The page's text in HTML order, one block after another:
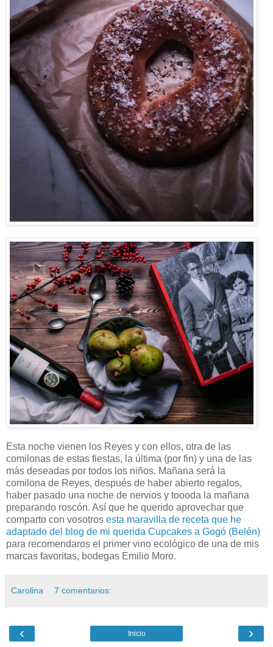
Esta noche vienen los Reyes y con ellos, otra de las
comilonas de estas fiestas, la última (por fin) y una de las
más deseadas por todos los niños. Mañana será la
comilona de Reyes, después de haber abierto regalos,
haber pasado una noche de nervios y toooda la mañana
preparando roscón. Así que he querido aprovechar que
comparto con vosotros esta maravilla de receta que he
adaptado del blog de mi querida Cupcakes a Gogó (Belén)
para recomendaros el primer vino ecológico de una de mis
marcas favoritas, bodegas Emilio Moro.
Carolina 7 comentarios:
‹ ›
Inicio